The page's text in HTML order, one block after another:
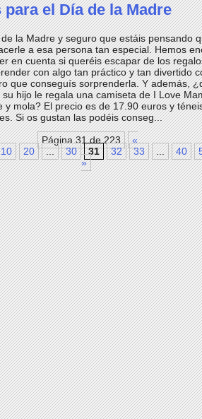
el Día de la Madre
la Madre y seguro que estáis pensando
a esa persona tan especial. Hemos
en cuenta si queréis escapar de los
con algo tan práctico y tan divertido
que conseguís sorprenderla. Y además,
hijo le regala una camiseta de I Love
y mola? El precio es de 17.90 euros y
Si os gustan las podéis conseg...
Página 31 de 223
«
10 20 ... 30 31 32 33 ... 40
»